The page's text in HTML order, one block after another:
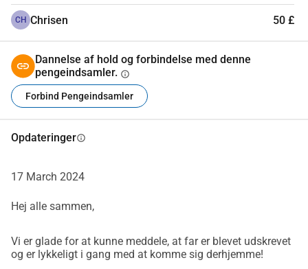
CH Chrisen 50 £
Dannelse af hold og forbindelse med denne
pengeindsamler. info
Forbind Pengeindsamler
Opdateringerinfo
17 March 2024
Hej alle sammen,
Vi er glade for at kunne meddele, at far er blevet udskrevet
og er lykkeligt i gang med at komme sig derhjemme!